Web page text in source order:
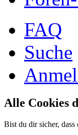
FAQ
Suche
Alle Cookies
Bist du dir sicher, dass